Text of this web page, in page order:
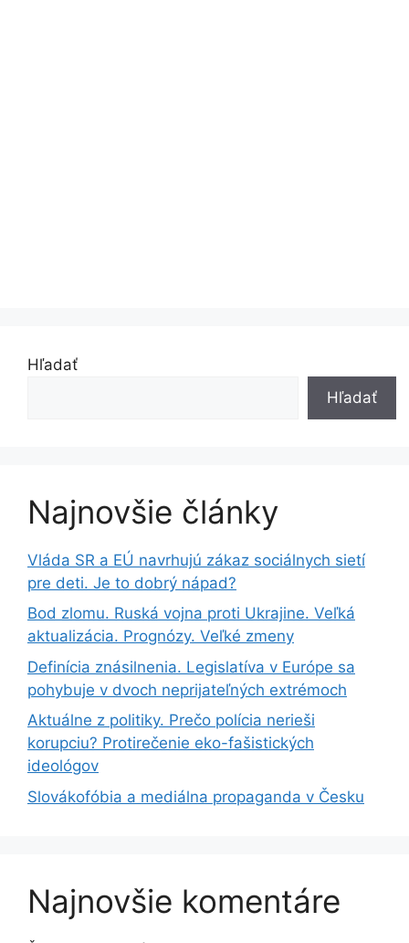
Hľadať
Hľadať
Najnovšie články
Vláda SR a EÚ navrhujú zákaz sociálnych sietí
pre deti. Je to dobrý nápad?
Bod zlomu. Ruská vojna proti Ukrajine. Veľká
aktualizácia. Prognózy. Veľké zmeny
Definícia znásilnenia. Legislatíva v Európe sa
pohybuje v dvoch neprijateľných extrémoch
Aktuálne z politiky. Prečo polícia nerieši
korupciu? Protirečenie eko-fašistických
ideológov
Slovákofóbia a mediálna propaganda v Česku
Najnovšie komentáre